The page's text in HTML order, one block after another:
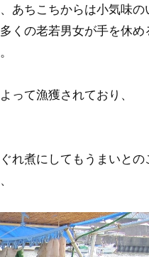
あちこちからは小気味の
の老若男女が手を休め
って漁獲されており、
れ煮にしてもうまいとの